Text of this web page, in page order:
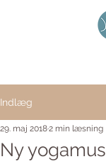
Indlæg
Ny
29. maj 20182 min læsning